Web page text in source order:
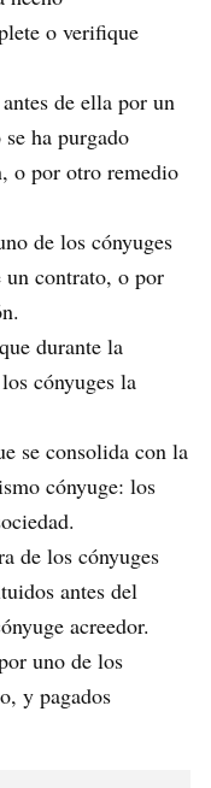
o verifique
de ella por un
ha purgado
o por otro remedio
de los cónyuges
contrato, o por
durante la
cónyuges la
se consolida con la
cónyuge: los
de los cónyuges
antes del
acreedor.
uno de los
y pagados